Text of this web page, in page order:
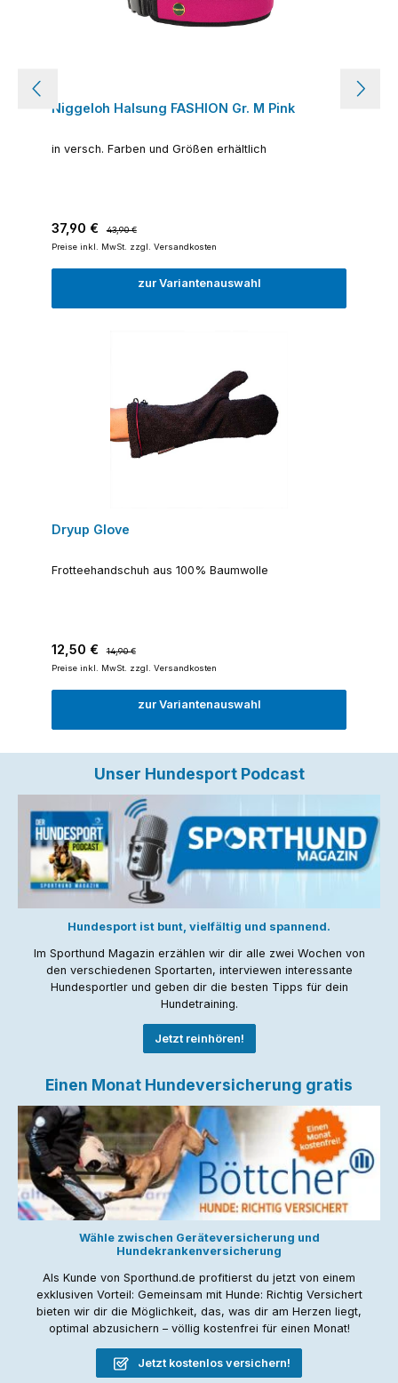
Niggeloh Halsung FASHION Gr. M Pink
in versch. Farben und Größen erhältlich
Verkaufspreis:
37,90 €
43,90 €
Preise inkl. MwSt. zzgl. Versandkosten
zur Variantenauswahl
Dryup Glove
Frotteehandschuh aus 100% Baumwolle
Verkaufspreis:
12,50 €
14,90 €
Preise inkl. MwSt. zzgl. Versandkosten
zur Variantenauswahl
Unser Hundesport Podcast
Hundesport ist bunt, vielfältig und spannend.
Im Sporthund Magazin erzählen wir dir alle zwei Wochen von
den verschiedenen Sportarten, interviewen interessante
Hundesportler und geben dir die besten Tipps für dein
Hundetraining.
Jetzt reinhören!
Einen Monat Hundeversicherung gratis
Wähle zwischen Geräteversicherung und
Hundekrankenversicherung
Als Kunde von Sporthund.de profitierst du jetzt von einem
exklusiven Vorteil: Gemeinsam mit Hunde: Richtig Versichert
bieten wir dir die Möglichkeit, das, was dir am Herzen liegt,
optimal abzusichern – völlig kostenfrei für einen Monat!
Jetzt kostenlos versichern!